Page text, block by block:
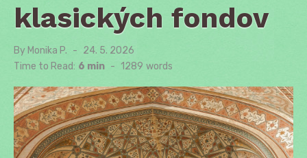
klasických fondov
By Monika P.
Posted
on
24. 5. 2026
Time to Read: 6 min - 1289 words